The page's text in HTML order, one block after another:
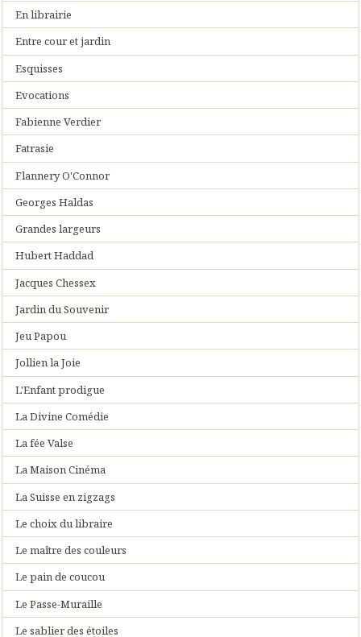
En librairie
Entre cour et jardin
Esquisses
Evocations
Fabienne Verdier
Fatrasie
Flannery O'Connor
Georges Haldas
Grandes largeurs
Hubert Haddad
Jacques Chessex
Jardin du Souvenir
Jeu Papou
Jollien la Joie
L'Enfant prodigue
La Divine Comédie
La fée Valse
La Maison Cinéma
La Suisse en zigzags
Le choix du libraire
Le maître des couleurs
Le pain de coucou
Le Passe-Muraille
Le sablier des étoiles